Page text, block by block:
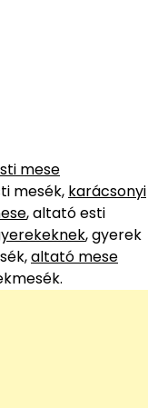
mese
mesék, karácsonyi
, altató esti
, gyerek
altató mese